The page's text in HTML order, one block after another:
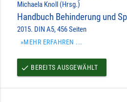
Michaela Knoll (Hrsg.)
Handbuch Behinderung und
2015. DIN A5, 456 Seiten
»MEHR ERFAHREN ...
done BEREITS AUSGEWÄHLT